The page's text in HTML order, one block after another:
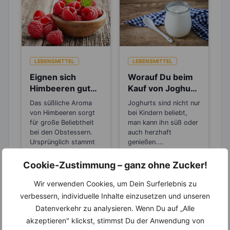
Cookie-Zustimmung – ganz ohne Zucker!
Wir verwenden Cookies, um Dein Surferlebnis zu
verbessern, individuelle Inhalte einzusetzen und unseren
Datenverkehr zu analysieren. Wenn Du auf „Alle
akzeptieren" klickst, stimmst Du der Anwendung von
LEBENSMITTEL
Eignen sich
Himbeeren gut
zum Abnehmen?
Das süßliche Aroma
von Himbeeren sorgt
für große Beliebtheit
bei den Obstessern.
Ursprünglich stammt
LEBENSMITTEL
Worauf Du beim
Kauf von Joghurt
achten solltest
Joghurts sind nicht nur
bei Kindern beliebt,
man kann ihn süß oder
auch herzhaft
genießen....